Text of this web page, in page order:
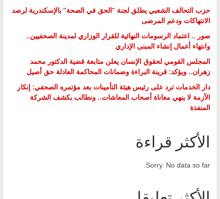
حزب التحالف الشعبي يطلق لجنة “الحق في الصحة” بالإسكندرية لرصد
الانتهاكات ودعم المرضى
صور .. اعتماد الرسومات النهائية للقرار الوزاري لمدينة الصحفيين..
وانتهاء أعمال إنشاء المبنى الإداري
المجلس القومي لحقوق الإنسان يعلن متابعة قضية الدكتور محمد
زهران.. ويؤكد: قرينة البراءة وضمانات المحاكمة العادلة حق أصيل
دار الخدمات ترد على رئيس هيئة التأمينات بعد مؤتمره الصحفي: إنكار
الأزمة لا ينهي معاناة أصحاب المعاشات.. ونطالب بكشف الشركة
المنفذة
الأكثر قراءة
Sorry. No data so far.